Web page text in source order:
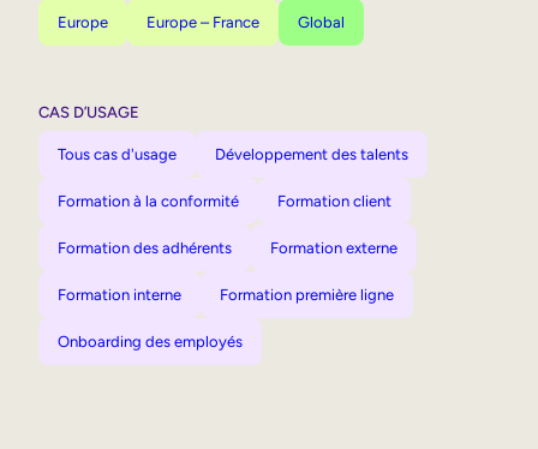
Europe Europe – France Global
CAS D’USAGE
Tous cas d'usage Développement des talents
Formation à la conformité Formation client
Formation des adhérents Formation externe
Formation interne Formation première ligne
Onboarding des employés